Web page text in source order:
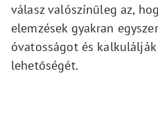
válasz valószínűleg az,
elemzések gyakran
óvatosságot és
lehetőségét.